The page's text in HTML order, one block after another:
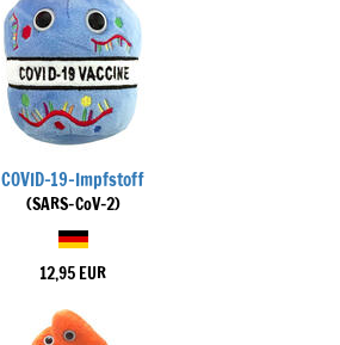
COVID-19-Impfstoff
(SARS-CoV-2)
12,95 EUR